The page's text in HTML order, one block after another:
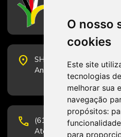
O nosso
cookies
Este site
tecnologias
melhorar sua
navegação
propósitos:
para
place
SHS Quadra 6, Bloco E,
Andar, Sala 2001 - CEP
phone
(61) 3223-1652 e (61)
Atendimento por telefone